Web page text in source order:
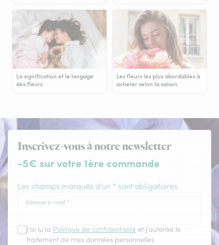
La signification et le langage
des fleurs
Les fleurs les plus abordables à
acheter selon la saison
Inscrivez-vous à notre newsletter
-5€ sur votre 1ère commande
Les champs marqués d'un * sont obligatoires.
Adresse e-mail *
J'ai lu la Politique de confidentialité et j'autorise le
traitement de mes données personnelles.